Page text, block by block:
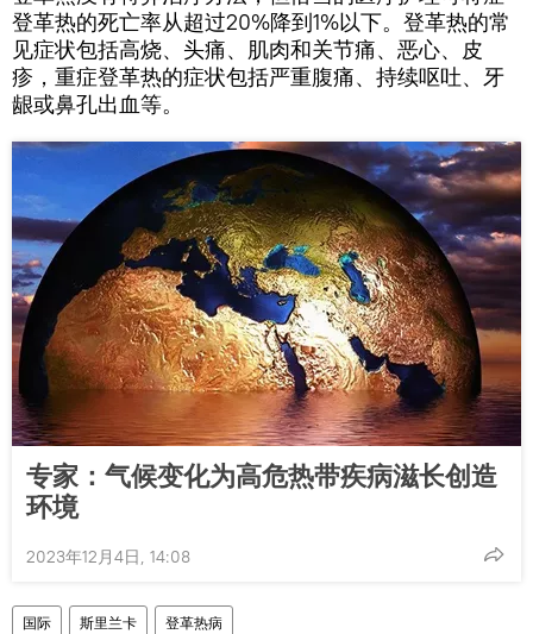
登革热的死亡率从超过20%降到1%以下。登革热的常
见症状包括高烧、头痛、肌肉和关节痛、恶心、皮
疹，重症登革热的症状包括严重腹痛、持续呕吐、牙
龈或鼻孔出血等。
专家：气候变化为高危热带疾病滋长创造
环境
2023年12月4日, 14:08
国际 斯里兰卡 登革热病